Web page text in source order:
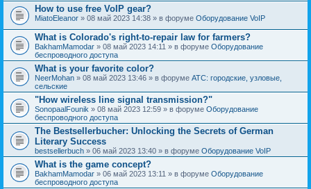
How to use free VoIP gear?
MiatoEleanor » 08 май 2023 14:38 » в форуме Оборудование VoIP
What is Colorado's right-to-repair law for farmers?
BakhamMamodar » 08 май 2023 14:11 » в форуме Оборудование
беспроводного доступа
What is your favorite color?
NeerMohan » 08 май 2023 13:46 » в форуме АТС: городские, узловые,
сельские
"How wireless line signal transmission?"
SonopaalFounik » 08 май 2023 12:59 » в форуме Оборудование
беспроводного доступа
The Bestsellerbucher: Unlocking the Secrets of German
Literary Success
bestsellerbuch » 06 май 2023 13:40 » в форуме Оборудование VoIP
What is the game concept?
BakhamMamodar » 06 май 2023 13:11 » в форуме Оборудование
беспроводного доступа